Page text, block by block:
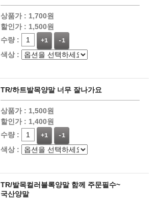
상품가 : 1,700원
할인가 : 1,500원
수량 :
+1 -1
색상 :
TR/하트발목양말 너무 잘나가요
상품가 : 1,500원
할인가 : 1,400원
수량 :
+1 -1
색상 :
TR/발목컬러블록양말 함께 주문필수~
국산양말